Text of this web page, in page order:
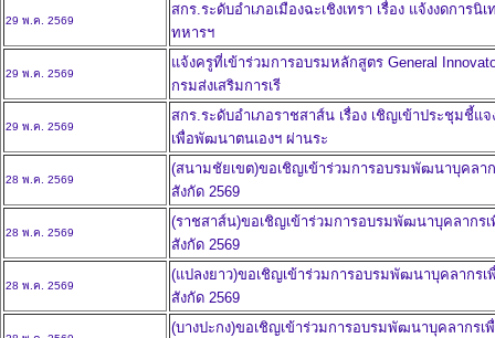
29 พ.ค. 2569
สกร.ระดับอำเภอเมืองฉะเชิงเทรา เรื่อง แจ้งงดการ
ทหารฯ
29 พ.ค. 2569
แจ้งครูที่เข้าร่วมการอบรมหลักสูตร General
กรมส่งเสริมการเรี
29 พ.ค. 2569
สกร.ระดับอำเภอราชสาส์น เรื่อง เชิญเข้าประชุมชี้แ
เพื่อพัฒนาตนเองฯ ผ่านระ
28 พ.ค. 2569
(สนามชัยเขต)ขอเชิญเข้าร่วมการอบรมพัฒนาบุคลา
สังกัด 2569
28 พ.ค. 2569
(ราชสาส์น)ขอเชิญเข้าร่วมการอบรมพัฒนาบุคลากร
สังกัด 2569
28 พ.ค. 2569
(แปลงยาว)ขอเชิญเข้าร่วมการอบรมพัฒนาบุคลากร
สังกัด 2569
(บางปะกง)ขอเชิญเข้าร่วมการอบรมพัฒนาบุคลากร